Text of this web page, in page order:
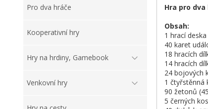
Pro dva hráče
Kooperativní hry
Hry na hrdiny, Gamebook
Venkovní hry
Hra pro
Obsah:
1 hrací deska
40 karet
18 hracích
14 hracích
24 bojových
1 čtyřstěnná
90 žetonů
5 černých